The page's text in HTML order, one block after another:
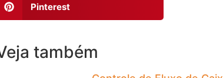
Pinterest
também